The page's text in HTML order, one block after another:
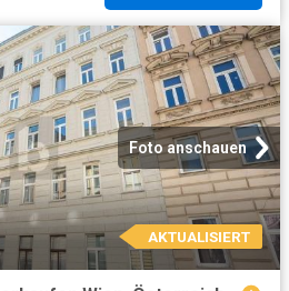
Foto anschauen
AKTUALISIERT